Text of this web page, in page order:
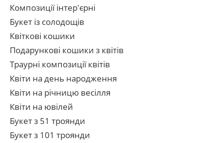
Композиції інтер'єрні
Букет із солодощів
Квіткові кошики
Подарункові кошики з квітів
Траурні композиції квітів
Квіти на день народження
Квіти на річницю весілля
Квіти на ювілей
Букет з 51 троянди
Букет з 101 троянди